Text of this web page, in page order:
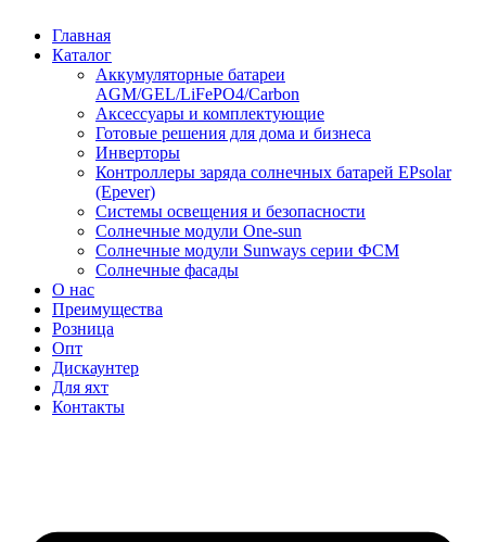
Главная
Каталог
Аккумуляторные батареи
AGM/GEL/LiFePO4/Carbon
Аксессуары и комплектующие
Готовые решения для дома и бизнеса
Инверторы
Контроллеры заряда солнечных батарей EPsolar
(Epever)
Системы освещения и безопасности
Солнечные модули One-sun
Солнечные модули Sunways серии ФСМ
Солнечные фасады
О нас
Преимущества
Розница
Опт
Дискаунтер
Для яхт
Контакты